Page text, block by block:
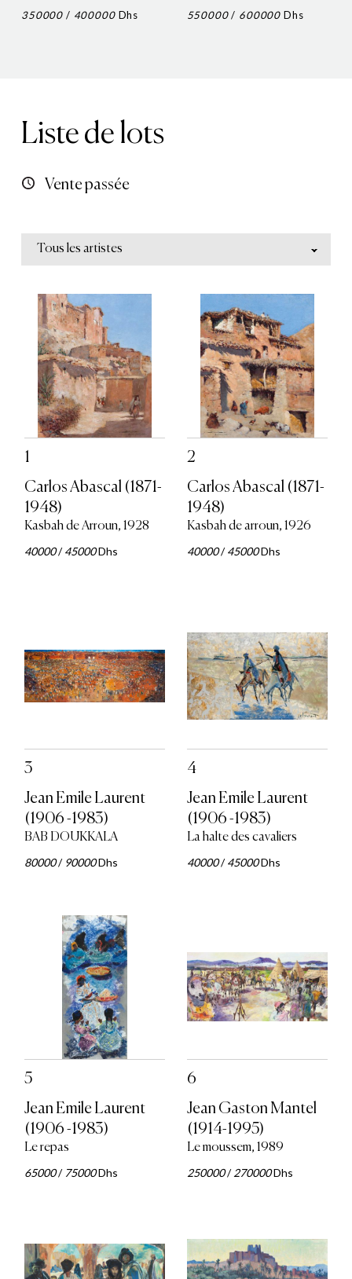
350000 / 400000Dhs 550000/ 600000 Dhs
Liste de lots
Vente passée
Tous les artistes
1
Carlos Abascal (1871-
1948)
Kasbah de Arroun, 1928
40000/45000Dhs
2
Carlos Abascal (1871-
1948)
Kasbah de arroun, 1926
40000/45000Dhs
3
Jean Emile Laurent
(1906 -1983)
BAB DOUKKALA
80000/ 90000Dhs
4
Jean Emile Laurent
(1906 -1983)
La halte des cavaliers
40000/45000Dhs
5
Jean Emile Laurent
(1906 -1983)
Le repas
65000/ 75000Dhs
6
Jean Gaston Mantel
(1914-1995)
Le moussem, 1989
250000/270000Dhs